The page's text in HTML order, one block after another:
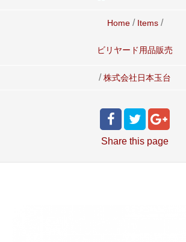
Home / Items /
ビリヤード用品販売
/ 株式会社日本玉台
Share this page